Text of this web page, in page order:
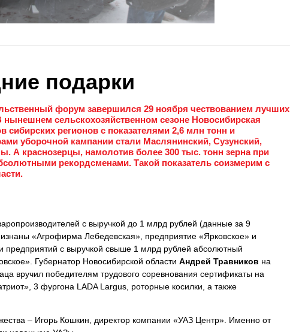
подарки
форум завершился 29 ноября чествованием лучших
нынешнем сельскохозяйственном сезоне Новосибирская
сибирских регионов с показателями 2,6 млн тонн и
уборочной кампании стали Маслянинский, Сузунский,
А краснозерцы, намолотив более 300 тыс. тонн зерна при
рекордсменами. Такой показатель соизмерим с
с выручкой до 1 млрд рублей (данные за 9
«Агрофирма Лебедевская», предприятие «Ярковское» и
с выручкой свыше 1 млрд рублей абсолютный
Губернатор Новосибирской области Андрей Травников на
вручил победителям трудового соревнования сертификаты на
3 фургона LADA Largus, роторные косилки, а также
– Игорь Кошкин, директор компании «УАЗ Центр». Именно от